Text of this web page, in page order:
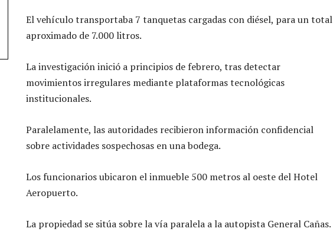
El vehículo transportaba 7 tanquetas cargadas con diésel, para un total
aproximado de 7.000 litros.
La investigación inició a principios de febrero, tras detectar
movimientos irregulares mediante plataformas tecnológicas
institucionales.
Paralelamente, las autoridades recibieron información confidencial
sobre actividades sospechosas en una bodega.
Los funcionarios ubicaron el inmueble 500 metros al oeste del Hotel
Aeropuerto.
La propiedad se sitúa sobre la vía paralela a la autopista General Cañas.